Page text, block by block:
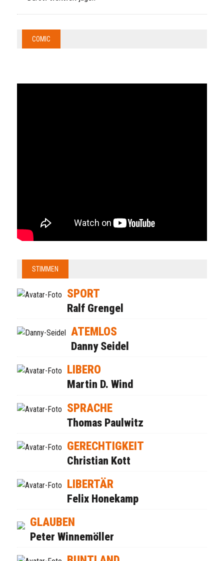
COMIC
STIMMEN
SPORT
Ralf Grengel
ATEMLOS
Danny Seidel
LIBERO
Martin D. Wind
SPRACHE
Thomas Paulwitz
GERECHTIGKEIT
Christian Kott
LIBERTÄR
Felix Honekamp
GLAUBEN
Peter Winnemöller